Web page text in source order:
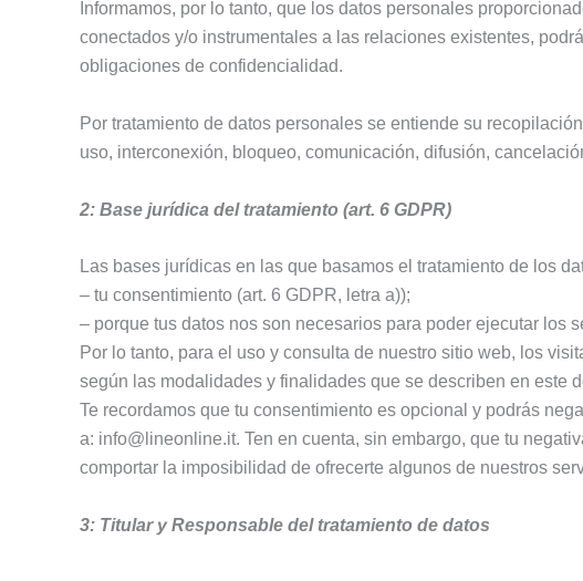
Informamos, por lo tanto, que los datos personales
conectados y/o instrumentales a las relaciones existentes,
obligaciones de confidencialidad.
Por tratamiento de datos personales se entiende su
uso, interconexión, bloqueo, comunicación, difusión,
2: Base jurídica del tratamiento (art. 6 GDPR)
Las bases jurídicas en las que basamos el tratamiento de los
– tu consentimiento (art. 6 GDPR, letra a));
– porque tus datos nos son necesarios para poder ejecutar los
Por lo tanto, para el uso y consulta de nuestro sitio web, los
según las modalidades y finalidades que se describen en este
Te recordamos que tu consentimiento es opcional y podrás
a: info@lineonline.it. Ten en cuenta, sin embargo, que tu
comportar la imposibilidad de ofrecerte algunos de nuestros
3: Titular y Responsable del tratamiento de datos